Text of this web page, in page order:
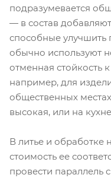
подразумевается
— в состав
способные улучшить
обычно используют
отменная стойкость
например, для
общественных
высокая, или на
В литье и обработке
стоимость ее
провести параллель